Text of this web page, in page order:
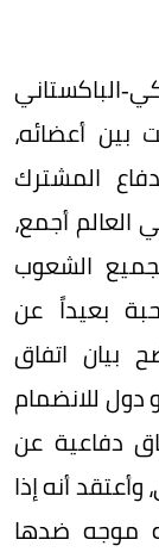
الباكستاني
أعضائه،
المشترك
أجمع،
الشعوب
بعيداً عن
بيان اتفاق
دول للانضمام
دفاعية عن
أنه إذا
موجه ضدها